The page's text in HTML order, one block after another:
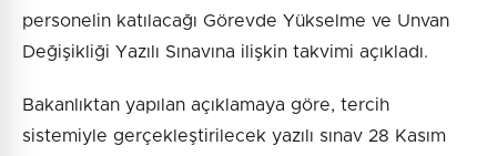
personelin katılacağı Görevde Yükselme ve Unvan
Değişikliği Yazılı Sınavına ilişkin takvimi açıkladı.
Bakanlıktan yapılan açıklamaya göre, tercih
sistemiyle gerçekleştirilecek yazılı sınav 28 Kasım